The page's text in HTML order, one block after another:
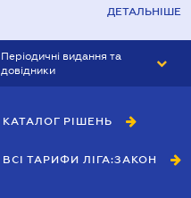
ДЕТАЛЬНІШЕ
Періодичні видання та
довідники
БУХГАЛТЕР&ЗАКОН
ВІСНИК МСФЗ
КАТАЛОГ РІШЕНЬ
ВСІ ТАРИФИ ЛІГА:ЗАКОН